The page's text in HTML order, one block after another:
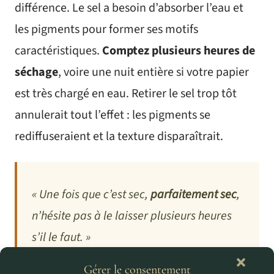
Gérer le consentement
différence. Le sel a besoin d’absorber l’eau et
les pigments pour former ses motifs
caractéristiques. Comptez plusieurs heures de
séchage, voire une nuit entière si votre papier
est très chargé en eau. Retirer le sel trop tôt
annulerait tout l’effet : les pigments se
rediffuseraient et la texture disparaîtrait.
« Une fois que c’est sec, parfaitement sec,
n’hésite pas à le laisser plusieurs heures
s’il le faut. »